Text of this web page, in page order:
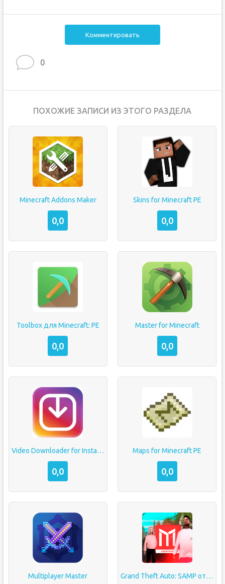
Комментировать
0
ПОХОЖИЕ ЗАПИСИ ИЗ ЭТОГО РАЗДЕЛА
Minecraft Addons Maker
0,0
Skins for Minecraft PE
0,0
Toolbox для Minecraft: PE
0,0
Master for Minecraft
0,0
Video Downloader for Instagram
0,0
Maps for Minecraft PE
0,0
Multiplayer Master Grand Theft Auto: SAMP от Mordor RP